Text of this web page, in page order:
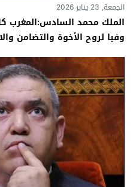
الجمعة, 23 يناير 2026
الملك محمد السادس:المغرب
وفيا لروح الأخوة والتضامن